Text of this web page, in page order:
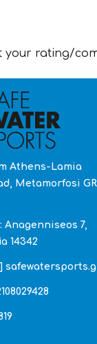
your rating/
Athens-Lamia
Metamorfosi GR
Anagenniseos 7,
14342